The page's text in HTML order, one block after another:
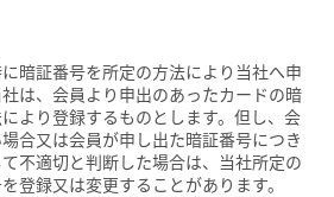
暗証番号を所定の方法により当社へ申
は、会員より申出のあったカードの暗
より登録するものとします。但し、会
合又は会員が申し出た暗証番号につき
不適切と判断した場合は、当社所定の
登録又は変更することがあります。